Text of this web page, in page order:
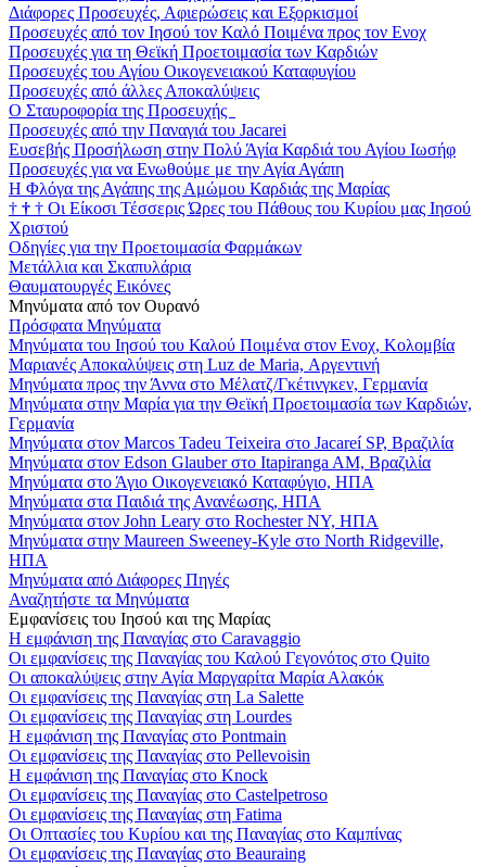
Διάφορες Προσευχές, Αφιερώσεις και Εξορκισμοί
Προσευχές από τον Ιησού τον Καλό Ποιμένα προς τον Ενοχ
Προσευχές για τη Θεϊκή Προετοιμασία των Καρδιών
Προσευχές του Αγίου Οικογενειακού Καταφυγίου
Προσευχές από άλλες Αποκαλύψεις
Ο Σταυροφορία της Προσευχής
Προσευχές από την Παναγιά του Jacarei
Ευσεβής Προσήλωση στην Πολύ Άγία Καρδιά του Αγίου Ιωσήφ
Προσευχές για να Ενωθούμε με την Αγία Αγάπη
Η Φλόγα της Αγάπης της Αμώμου Καρδιάς της Μαρίας
† † † Οι Είκοσι Τέσσερις Ώρες του Πάθους του Κυρίου μας Ιησού
Χριστού
Οδηγίες για την Προετοιμασία Φαρμάκων
Μετάλλια και Σκαπυλάρια
Θαυματουργές Εικόνες
Μηνύματα από τον Ουρανό
Πρόσφατα Μηνύματα
Μηνύματα του Ιησού του Καλού Ποιμένα στον Ενοχ, Κολομβία
Μαριανές Αποκαλύψεις στη Luz de Maria, Αργεντινή
Μηνύματα προς την Άννα στο Μέλατζ/Γκέτινγκεν, Γερμανία
Μηνύματα στην Μαρία για την Θεϊκή Προετοιμασία των Καρδιών,
Γερμανία
Μηνύματα στον Marcos Tadeu Teixeira στο Jacareí SP, Βραζιλία
Μηνύματα στον Edson Glauber στο Itapiranga AM, Βραζιλία
Μηνύματα στο Άγιο Οικογενειακό Καταφύγιο, ΗΠΑ
Μηνύματα στα Παιδιά της Ανανέωσης, ΗΠΑ
Μηνύματα στον John Leary στο Rochester NY, ΗΠΑ
Μηνύματα στην Maureen Sweeney-Kyle στο North Ridgeville,
ΗΠΑ
Μηνύματα από Διάφορες Πηγές
Αναζητήστε τα Μηνύματα
Εμφανίσεις του Ιησού και της Μαρίας
Η εμφάνιση της Παναγίας στο Caravaggio
Οι εμφανίσεις της Παναγίας του Καλού Γεγονότος στο Quito
Οι αποκαλύψεις στην Αγία Μαργαρίτα Μαρία Αλακόκ
Οι εμφανίσεις της Παναγίας στη La Salette
Οι εμφανίσεις της Παναγίας στη Lourdes
Η εμφάνιση της Παναγίας στο Pontmain
Οι εμφανίσεις της Παναγίας στο Pellevoisin
Η εμφάνιση της Παναγίας στο Knock
Οι εμφανίσεις της Παναγίας στο Castelpetroso
Οι εμφανίσεις της Παναγίας στη Fatima
Οι Οπτασίες του Κυρίου και της Παναγίας στο Καμπίνας
Οι εμφανίσεις της Παναγίας στο Beauraing